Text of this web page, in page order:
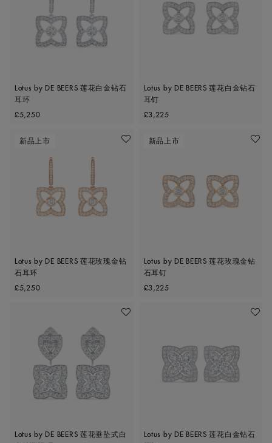
Lotus by DE BEERS 莲花白金钻石
耳环
Original price
£5,250
Lotus by DE BEERS 莲花白金钻石
耳钉
Original price
£3,225
新品上市 收藏作品
Lotus by DE BEERS 莲花玫瑰金钻
石耳环
Original price
£5,250
新品上市 收藏作
Lotus by DE BEERS 莲花玫瑰金钻
石耳钉
Original price
£3,225
收藏作品
Lotus by DE BEERS 莲花垂坠式白
收藏作
Lotus by DE BEERS 莲花白金钻石